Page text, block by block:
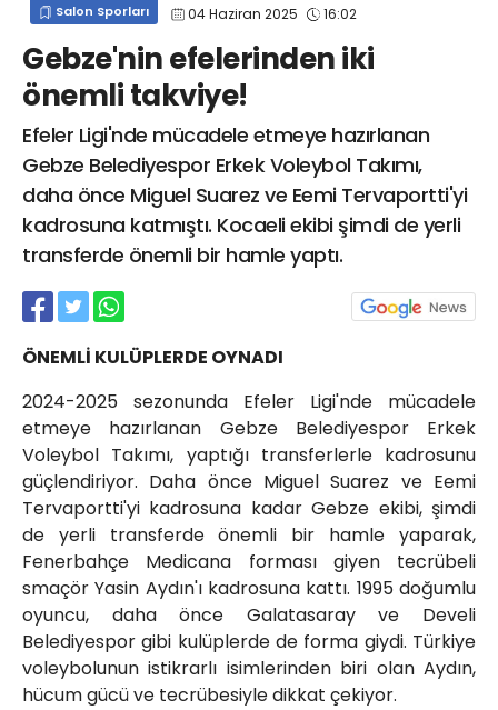
Salon Sporları 04 Haziran 2025 16:02
Gebze'nin efelerinden iki
önemli takviye!
Efeler Ligi'nde mücadele etmeye hazırlanan
Gebze Belediyespor Erkek Voleybol Takımı,
daha önce Miguel Suarez ve Eemi Tervaportti'yi
kadrosuna katmıştı. Kocaeli ekibi şimdi de yerli
transferde önemli bir hamle yaptı.
ÖNEMLİ KULÜPLERDE OYNADI
2024-2025 sezonunda Efeler Ligi'nde mücadele
etmeye hazırlanan Gebze Belediyespor Erkek
Voleybol Takımı, yaptığı transferlerle kadrosunu
güçlendiriyor. Daha önce Miguel Suarez ve Eemi
Tervaportti'yi kadrosuna kadar Gebze ekibi, şimdi
de yerli transferde önemli bir hamle yaparak,
Fenerbahçe Medicana forması giyen tecrübeli
smaçör Yasin Aydın'ı kadrosuna kattı. 1995 doğumlu
oyuncu, daha önce Galatasaray ve Develi
Belediyespor gibi kulüplerde de forma giydi. Türkiye
voleybolunun istikrarlı isimlerinden biri olan Aydın,
hücum gücü ve tecrübesiyle dikkat çekiyor.
info@spor41.com